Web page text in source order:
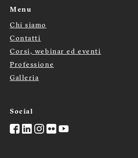
Menu
Menù
footer
Chi siamo
Contatti
Corsi, webinar ed eventi
Professione
Galleria
Social